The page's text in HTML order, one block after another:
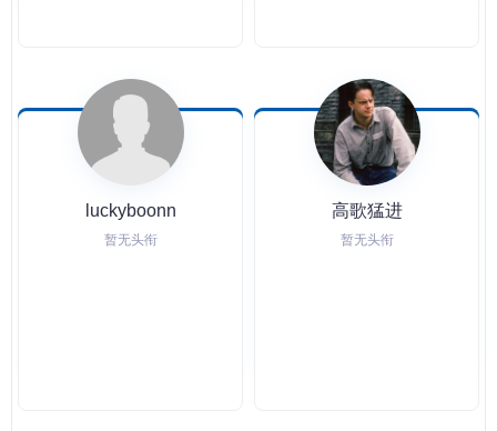
luckyboonn
暂无头衔
高歌猛进
暂无头衔